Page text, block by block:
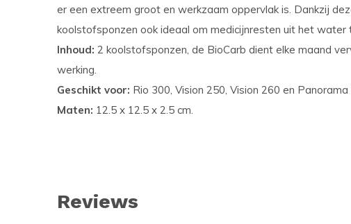
er een extreem groot en werkzaam oppervlak is. Dankzij
koolstofsponzen ook ideaal om medicijnresten uit het
Inhoud: 2 koolstofsponzen, de BioCarb dient elke maand
werking.
Geschikt voor: Rio 300, Vision 250, Vision 260 en Panorama
Maten: 12.5 x 12.5 x 2.5 cm.
Reviews